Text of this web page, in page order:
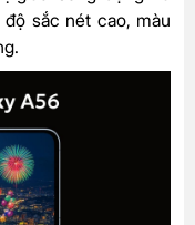
sắc nét cao, màu